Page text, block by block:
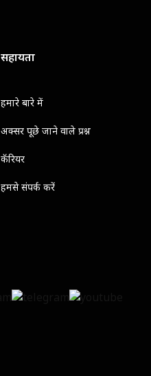
सहायता
हमारे बारे में
अक्सर पूछे जाने वाले प्रश्न
कॅरियर
हमसे संपर्क करें